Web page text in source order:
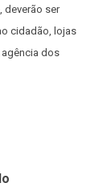
deverão ser
cidadão, lojas
dos